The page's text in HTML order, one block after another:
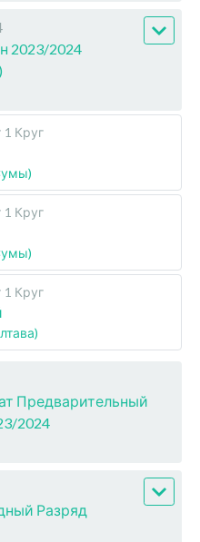
2023/2024
1 Круг
1 Круг
1 Круг
Предварительный
2024
Разряд